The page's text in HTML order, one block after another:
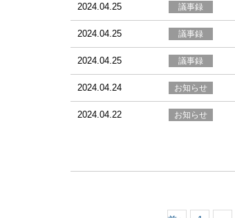
2024.04.25
2024.04.25
2024.04.25
2024.04.24
2024.04.22